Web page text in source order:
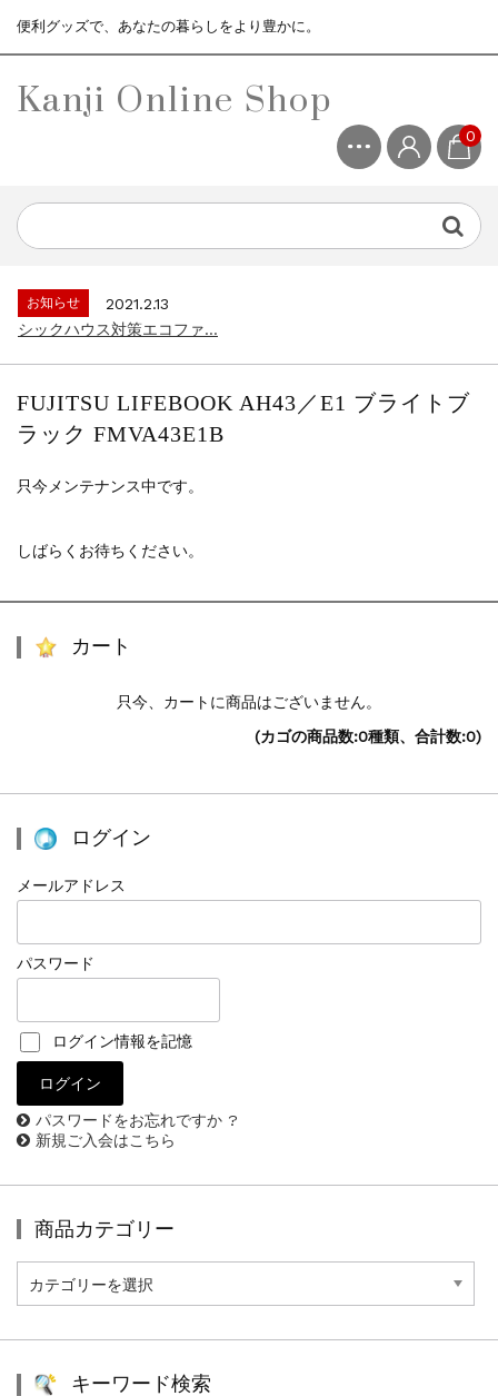
便利グッズで、あなたの暮らしをより豊かに。
Kanji Online Shop 0
シックハウス対策エコファ...
お知らせ
2021.4.13
お知らせ
2021.2.13
シックハウス対策エコファ...
お知らせ
2021.2.13
シックハウス対策エコファ...
FUJITSU LIFEBOOK AH43／E1 ブライトブ
ラック FMVA43E1B
只今メンテナンス中です。
しばらくお待ちください。
カート
只今、カートに商品はございません。
(カゴの商品数:0種類、合計数:0)
ログイン
メールアドレス
パスワード
ログイン情報を記憶
パスワードをお忘れですか ?
新規ご入会はこちら
商品カテゴリー
品
カ
キーワード検索